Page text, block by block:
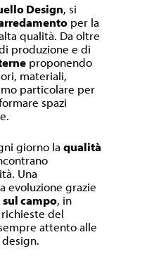
Design, si
per la
qualità. Da oltre
produzione e di
proponendo
materiali,
particolare per
spazi
giorno laqualità
Una
evoluzione grazie
sul campo, in
del
attento alle